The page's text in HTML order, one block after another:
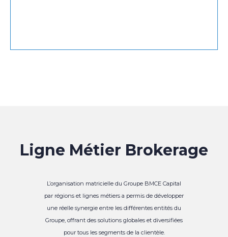
Ligne Métier Brokerage
L’organisation matricielle du Groupe BMCE Capital
par régions et lignes métiers a permis de développer
une réelle synergie entre les différentes entités du
Groupe, offrant des solutions globales et diversifiées
pour tous les segments de la clientèle.